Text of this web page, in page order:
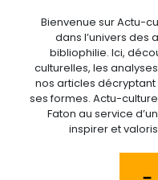
Bienvenue sur Actu-
dans l’univers des
bibliophilie. Ici,
culturelles, les
nos articles décryptant
ses formes. Actu-
Faton au service
inspirer et